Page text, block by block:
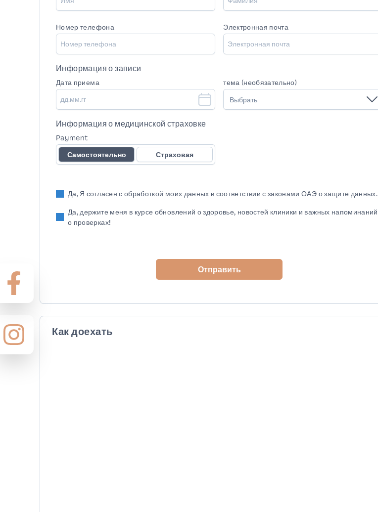
Номер телефона Электронная почта
Информация о записи
Дата приема
тема (необязательно)
Выбрать
Информация о медицинской страховке
Payment
Самостоятельно
Страховая
Да, Я согласен с обработкой моих данных в соответствии с законами ОАЭ о защите данных.
Да, держите меня в курсе обновлений о здоровье, новостей клиники и важных напоминаний
о проверках!
Отправить
Как доехать